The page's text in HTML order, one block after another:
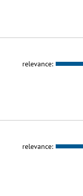
relevance:
relevance: